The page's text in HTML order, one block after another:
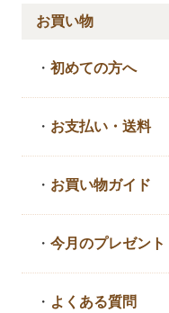
お買い物
・初めての方へ
・ お支払い・送料
・ お買い物ガイド
・今月のプレゼント
・ よくある質問